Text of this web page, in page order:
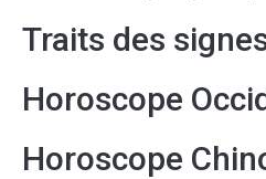
Traits des
Horoscope
Horoscope